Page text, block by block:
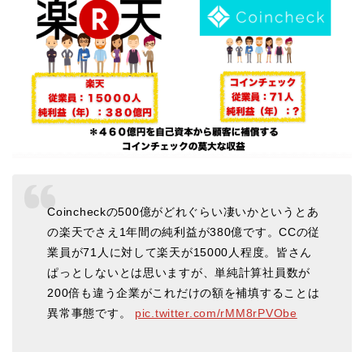
Coincheckの500億がどれぐらい凄いかというとあ
の楽天でさえ1年間の純利益が380億です。CCの従
業員が71人に対して楽天が15000人程度。皆さん
ぱっとしないとは思いますが、単純計算社員数が
200倍も違う企業がこれだけの額を補填することは
異常事態です。 pic.twitter.com/rMM8rPVObe